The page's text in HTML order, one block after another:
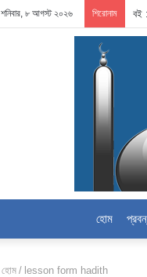
শনিবার, ৮ আগস্ট ২০২৬ শিরোনাম বই
হোম
হোম / lesson form hadith